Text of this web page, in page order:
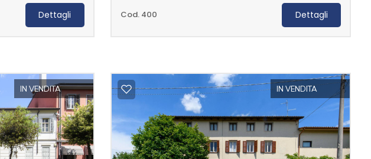
Dettagli Cod. 400 Dettagli
IN VENDITA IN VENDITA